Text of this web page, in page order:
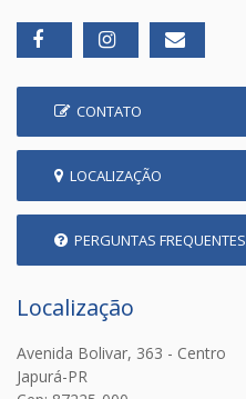
CONTATO
LOCALIZAÇÃO
PERGUNTAS FREQUENTES
Localização
Avenida Bolivar, 363 - Centro
Japurá-PR